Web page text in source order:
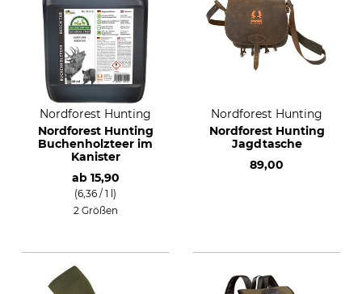
Nordforest Hunting
Nordforest Hunting
Buchenholzteer im
Kanister
ab 15,90
(6,36 / 1 l)
2 Größen
Nordforest Hunting
Nordforest Hunting
Jagdtasche
89,00